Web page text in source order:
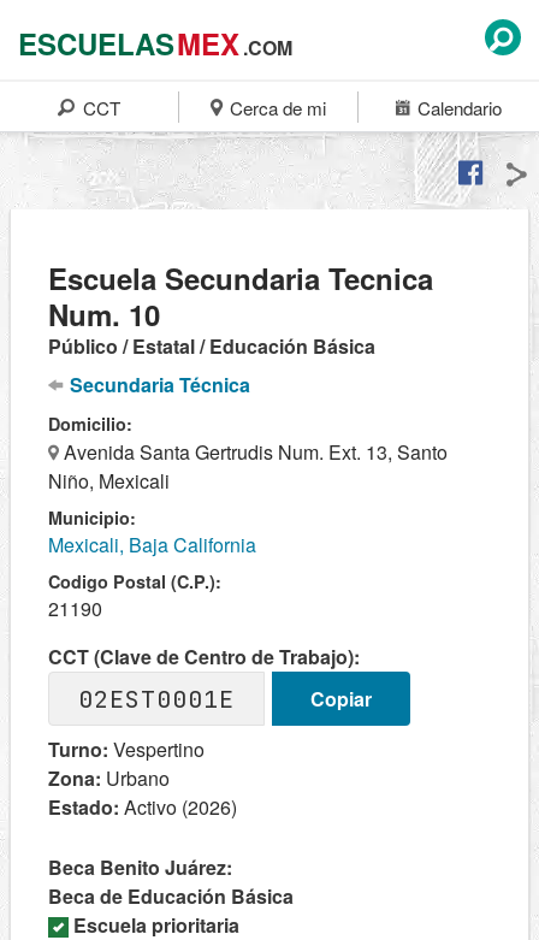
ESCUELASMEX.COM
CCT Cerca de mi Calendario
Escuela Secundaria Tecnica
Num. 10
Público / Estatal / Educación Básica
Secundaria Técnica
Domicilio:
Avenida Santa Gertrudis Num. Ext. 13, Santo
Niño, Mexicali
Municipio:
Mexicali, Baja California
Codigo Postal (C.P.):
21190
CCT (Clave de Centro de Trabajo):
02EST0001E
Copiar
Turno: Vespertino
Zona: Urbano
Estado: Activo (2026)
Beca Benito Juárez:
Beca de Educación Básica
Escuela prioritaria